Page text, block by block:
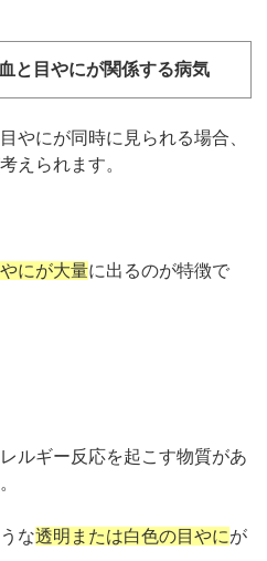
と目やにが関係する病気
やにが同時に見られる場合、
えられます。
にが大量に出るのが特徴で
ルギー反応を起こす物質があ
な透明または白色の目やにが